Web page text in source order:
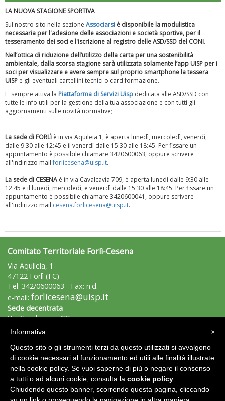
Luglio 2026: "Pensando con i piedi, si possono fare le
Ddl Lobby, Uisp: “Il Parlamento valorizzi le nostre specificità"
LA NUOVA STAGIONE SPORTIVA
Sul nostro sito nella sezione Associarsi è disponibile la modulistica
necessaria per l'adesione delle associazioni e società sportive, per il
tesseramento dei soci e l'iscrizione al registro delle ASD/SSD del CONI.
Nell’ottica di riduzione dell’utilizzo della carta per una sostenibilità
ambientale, dalla scorsa stagione sarà utilizzata solamente l’app UISP per i
soci per visualizzare e avere sempre sul proprio smartphone la tessera
UISP e gli eventuali cartellini tecnici o card formazione.
E' sempre attiva la Piattaforma di Servizi Uisp dedicata alle ASD/SSD con
tutte le info utili per la gestione della tua associazione e con tutti gli
aggiornamenti sulle novità normative;
La sede di FORLì è in via Aquileia 1, è aperta lunedì, mercoledì, venerdì,
dalle 9:30 alle 12:45 e il venerdì dalle 15:30 alle 18:45. Per fissare un
appuntamento è possibile chiamare 3420600063, oppure scrivere
all'indirizzo mailforlicesena@uisp.it.
La sede di CESENA è in via Cavalcavia 709, è aperta lunedì dalle 9:30 alle
12:45 e il lunedì, mercoledì, e venerdì dalle 15:30 alle 18:45. Per fissare un
appuntamento è possibile chiamare 3420600041, oppure scrivere
all'indirizzo mail cesena.forlicesena@uisp.it.
Comitato Territoriale Forlì-Cesena
Via Aquileia, 1
47122 Forlì (FC)
Tel: 342/0600063 - Fax: n.d.
e-mail: forlicesena@uisp.it
Sede decentrata
Via Cavalcavia, 709
47521 - Cesena (FC)
e-mail:cesena.forlicesena@uisp.it
Area Riservata 2.0
×
Informativa
Questo sito o gli strumenti terzi da questo utilizzati si avvalgono
di cookie necessari al funzionamento ed utili alle finalità illustrate
nella cookie policy. Se vuoi saperne di più o negare il consenso
a tutti o ad alcuni cookie, consulta la cookie policy
Chiudendo questo banner, scorrendo questa pagina, cliccando